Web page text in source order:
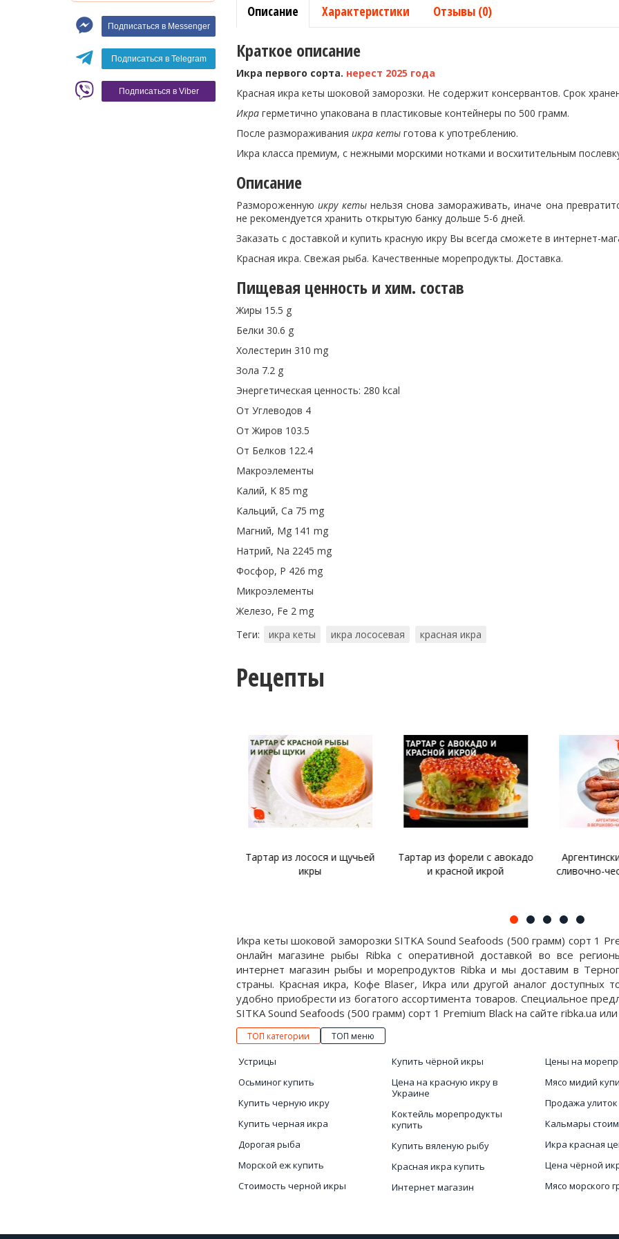
Вино
Белое вино
Красное вино
Кофе
Blaser
Подписаться в Messenger
Подписаться в Telegram
Подписаться в Viber
Описание Характеристики Отзывы (0)
Краткое описание
Икра первого сорта. нерест 2025 года
Красная икра кеты шоковой заморозки. Не содержит консервантов. Срок
Икра герметично упакована в пластиковые контейнеры по 500 грамм.
После размораживания икра кеты готова к употреблению.
Икра класса премиум, с нежными морскими нотками и восхитительным
Описание
Размороженнуюикру кетынельзя снова замораживать, иначе она
не рекомендуется хранить открытую банку дольше 5-6 дней.
Заказать с доставкой и купить красную икру Вы всегда сможете в интернет-
Красная икра. Свежая рыба. Качественные морепродукты. Доставка.
Пищевая ценность и хим. состав
Жиры 15.5 g
Белки 30.6 g
Холестерин 310 mg
Зола 7.2 g
Энергетическая ценность: 280 kcal
От Углеводов 4
От Жиров 103.5
От Белков 122.4
Макроэлементы
Калий, K 85 mg
Кальций, Ca 75 mg
Магний, Mg 141 mg
Натрий, Na 2245 mg
Фосфор, P 426 mg
Микроэлементы
Железо, Fe 2 mg
Теги:
икра кеты икра лососевая красная икра
Рецепты
Тартар из форели с авокадо
и красной икрой
Аргентинские креветки в
сливочно-чесночном соусе
Котлеты из
Икра кеты шоковой заморозки SITKA Sound Seafoods (500 грамм) сорт 1
онлайн магазине рыбы Ribka с оперативной доставкой во все
интернет магазин рыбы и морепродуктов Ribka и мы доставим в
страны. Красная икра, Кофе Blaser, Икра или другой аналог доступных
удобно приобрести из богатого ассортимента товаров. Специальное
SITKA Sound Seafoods (500 грамм) сорт 1 Premium Black на сайте ribka.ua
ТОП категории ТОП меню
Устрицы
Осьминог купить
Купить черную икру
Купить черная икра
Дорогая рыба
Морской еж купить
Стоимость черной икры
Купить чёрной икры
Цена на красную икру в
Украине
Коктейль морепродукты
купить
Купить вяленую рыбу
Красная икра купить
Интернет магазин
Цены на
Мясо мидий
Продажа
Кальмары
Икра красная
Цена чёрной
Мясо морского